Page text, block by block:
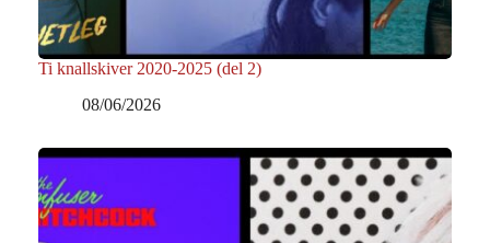
Ti knallskiver 2020-2025 (del 2)
08/06/2026